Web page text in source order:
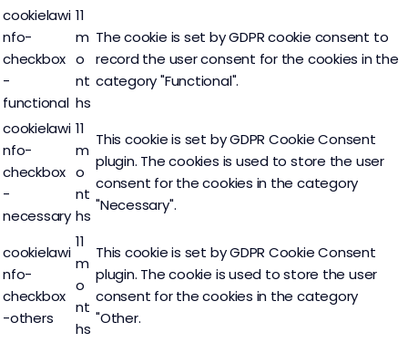
cookielawi
nfo-
checkbox
-
functional
11
m
o
nt
hs
The cookie is set by GDPR cookie consent to
record the user consent for the cookies in the
category "Functional".
cookielawi
nfo-
checkbox
-
necessary
11
m
o
nt
hs
This cookie is set by GDPR Cookie Consent
plugin. The cookies is used to store the user
consent for the cookies in the category
"Necessary".
cookielawi
nfo-
checkbox
-others
11
m
o
nt
hs
This cookie is set by GDPR Cookie Consent
plugin. The cookie is used to store the user
consent for the cookies in the category
"Other.